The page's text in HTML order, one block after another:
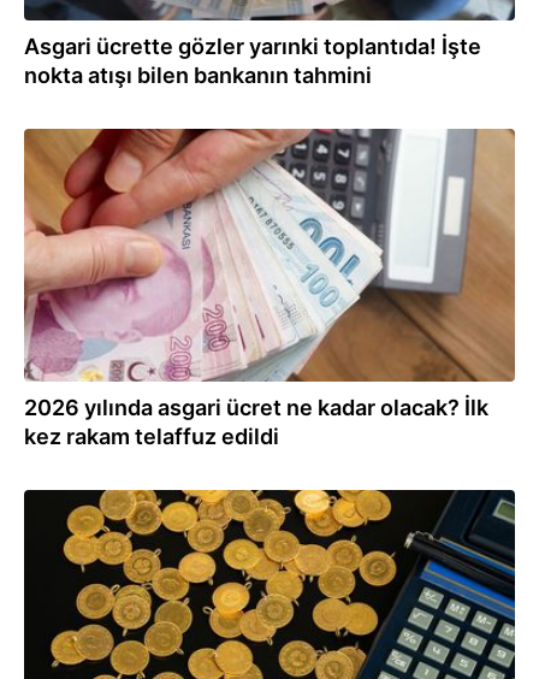
Asgari ücrette gözler yarınki toplantıda! İşte
nokta atışı bilen bankanın tahmini
11.09.2025
2026 yılında asgari ücret ne kadar olacak? İlk
kez rakam telaffuz edildi
30.08.2025